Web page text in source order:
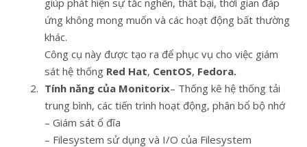
giúp phát hiện sự tắc nghẽn, thất bại, thời gian đáp
ứng không mong muốn và các hoạt động bất thường
khác.
Công cụ này được tạo ra để phục vụ cho việc giám
sát hệ thống Red Hat, CentOS, Fedora.
Tính năng của Monitorix– Thống kê hệ thống tải
trung bình, các tiến trình hoạt động, phân bổ bộ nhớ
– Giám sát ổ đĩa
– Filesystem sử dụng và I/O của Filesystem